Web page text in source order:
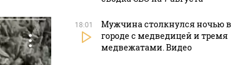
18:01
Мужчина столкнулся ночью в
городе с медведицей и тремя
медвежатами. Видео